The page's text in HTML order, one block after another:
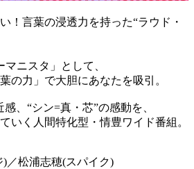
！言葉の浸透力を持った“ラウド・
ニスタ」として、
の力」で大胆にあなたを吸引。
、“シン=真・芯”の感動を、
いく人間特化型・情豊ワイド番組。
／松浦志穂(スパイク)